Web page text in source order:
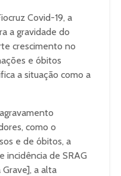
Covid-19, a
a gravidade do
crescimento no
e óbitos
a situação como a
como o
e de óbitos, a
incidência de SRAG
a alta